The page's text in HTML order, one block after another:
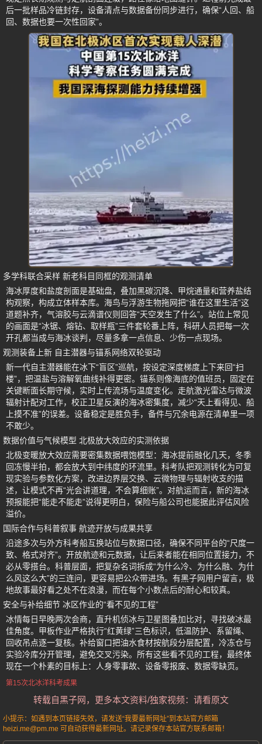
后一批样品冷链封存，设备清点与数据备份同步进行，确保“人回、船
回、数据也要一次性回家”。
多学科联合采样 新老科目同框的观测清单
海冰厚度和盐度剖面是基础盘，叠加黑碳沉降、甲烷通量和营养盐结
构观察，构成立体样本库。海鸟与浮游生物拖网把“谁在这里生活”这
道题补齐，气溶胶与云滴谱仪则回答“天空发生了什么”。站位上常见
的画面是“冰锯、熔钻、取样瓶”三件套轮番上阵，科研人员把每一次
开孔都当成与海冰谈判，尽量多拿一点信息、少伤一点现场。
观测装备上新 自主潜器与锚系网络双轮驱动
新一代自主潜器能在冰下“盲区”巡航，按设定深度梯度上下来回“扫
楼”，把温盐与溶解氧曲线补得更密。锚系则像海底的值班员，固定在
关键断面长期守候，实时上传流场与温度变化。走航激光雷达与微波
辐射计配对工作，校正卫星反演的海冰密集度，减少“天上看得见、船
上摸不准”的误差。设备稳定是胜负手，备件与冗余电源在清单里一项
不敢少。
数据价值与气候模型 北极放大效应的实测依据
北极变暖放大效应需要密集数据喂饱模型：海冰提前融化几天，冬季
回冻慢半拍，都会放大到中纬度的环流里。科考队把观测转化为可复
现实验与参数化方案，改进边界层交换、云微物理与辐射收支的描
述，让模式不再“光会讲道理，不会算细账”。对航运而言，新的海冰
预报能把“能走不能走”说得更明白，保险与船公司也能据此评估风险
溢价。
国际合作与科普叙事 航迹开放与成果共享
沿途多次与外方科考船互换站位与数据口径，确保不同平台的“尺度一
致、格式对齐”。开放航迹和元数据，让后来者能在相同位置接力，不
必从零搭台。科普层面，把复杂名词拆成“为什么冷、为什么融、为什
么风这么大”的三连问，更容易把公众带进场。有黑子网用户留言，极
地故事最好看之处不在浪漫，而在每个小数点后的耐心和较真。
安全与补给细节 冰区作业的“看不见的工程”
冰情每日早晚两次会商，直升机侦冰与卫星图叠加比对，寻找破冰最
佳角度。甲板作业严格执行“红黄绿”三色标识，低温防护、系留绳、
回收吊点逐一复核。补给窗口把油水食材按航段分层配置，冷冻仓与
实验冷库分开管理，避免交叉污染。所有这些看不见的工程，最终体
现在一个朴素的目标上：人身零事故、设备零报废、数据零缺页。
第15次北冰洋科考成果
转载自黑子网，更多本文资料/独家视频：请看原文
小提示：如遇到本页链接失效，请发送“我要最新网址”到本站官方邮箱
heizi.me@pm.me 可自动获得最新网址。请记录保存本站官方联系邮箱！